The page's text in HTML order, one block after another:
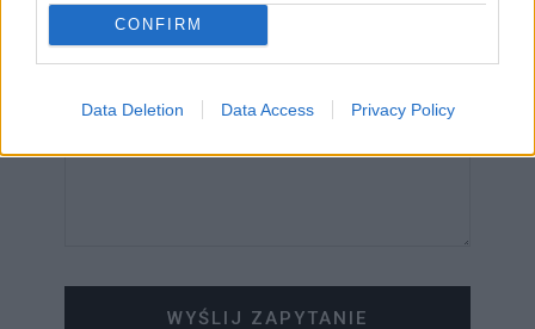
CONFIRM
Data Deletion Data Access Privacy Policy
WYŚLIJ ZAPYTANIE